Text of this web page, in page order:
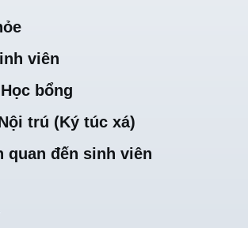
viên
bổng
trú (Ký túc xá)
quan đến sinh viên